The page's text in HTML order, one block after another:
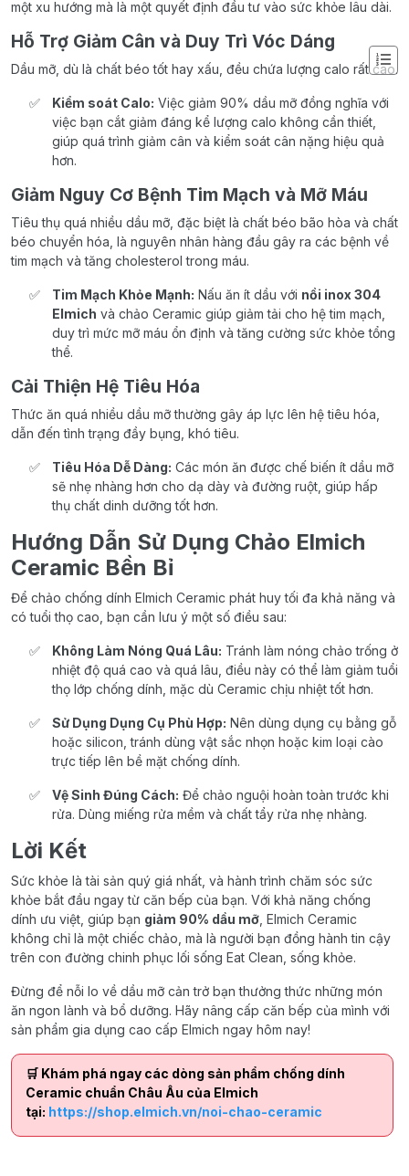
một xu hướng mà là một quyết định đầu tư vào sức khỏe lâu dài.
Hỗ Trợ Giảm Cân và Duy Trì Vóc Dáng
Dầu mỡ, dù là chất béo tốt hay xấu, đều chứa lượng calo rất cao.
Kiểm soát Calo: Việc giảm 90% dầu mỡ đồng nghĩa với
việc bạn cắt giảm đáng kể lượng calo không cần thiết,
giúp quá trình giảm cân và kiểm soát cân nặng hiệu quả
hơn.
Giảm Nguy Cơ Bệnh Tim Mạch và Mỡ Máu
Tiêu thụ quá nhiều dầu mỡ, đặc biệt là chất béo bão hòa và chất
béo chuyển hóa, là nguyên nhân hàng đầu gây ra các bệnh về
tim mạch và tăng cholesterol trong máu.
Tim Mạch Khỏe Mạnh: Nấu ăn ít dầu với nồi inox 304
Elmich và chảo Ceramic giúp giảm tải cho hệ tim mạch,
duy trì mức mỡ máu ổn định và tăng cường sức khỏe tổng
thể.
Cải Thiện Hệ Tiêu Hóa
Thức ăn quá nhiều dầu mỡ thường gây áp lực lên hệ tiêu hóa,
dẫn đến tình trạng đầy bụng, khó tiêu.
Tiêu Hóa Dễ Dàng: Các món ăn được chế biến ít dầu mỡ
sẽ nhẹ nhàng hơn cho dạ dày và đường ruột, giúp hấp
thụ chất dinh dưỡng tốt hơn.
Hướng Dẫn Sử Dụng Chảo Elmich
Ceramic Bền Bỉ
Để chảo chống dính Elmich Ceramic phát huy tối đa khả năng và
có tuổi thọ cao, bạn cần lưu ý một số điều sau:
Không Làm Nóng Quá Lâu: Tránh làm nóng chảo trống ở
nhiệt độ quá cao và quá lâu, điều này có thể làm giảm tuổi
thọ lớp chống dính, mặc dù Ceramic chịu nhiệt tốt hơn.
Sử Dụng Dụng Cụ Phù Hợp: Nên dùng dụng cụ bằng gỗ
hoặc silicon, tránh dùng vật sắc nhọn hoặc kim loại cào
trực tiếp lên bề mặt chống dính.
Vệ Sinh Đúng Cách: Để chảo nguội hoàn toàn trước khi
rửa. Dùng miếng rửa mềm và chất tẩy rửa nhẹ nhàng.
Lời Kết
Sức khỏe là tài sản quý giá nhất, và hành trình chăm sóc sức
khỏe bắt đầu ngay từ căn bếp của bạn. Với khả năng chống
dính ưu việt, giúp bạn giảm 90% dầu mỡ , Elmich Ceramic
không chỉ là một chiếc chảo, mà là người bạn đồng hành tin cậy
trên con đường chinh phục lối sống Eat Clean, sống khỏe.
Đừng để nỗi lo về dầu mỡ cản trở bạn thưởng thức những món
ăn ngon lành và bổ dưỡng. Hãy nâng cấp căn bếp của mình với
sản phẩm gia dụng cao cấp Elmich ngay hôm nay!
🛒 Khám phá ngay các dòng sản phẩm chống dính
Ceramic chuẩn Châu Âu của Elmich
tại: https://shop.elmich.vn/noi-chao-ceramic